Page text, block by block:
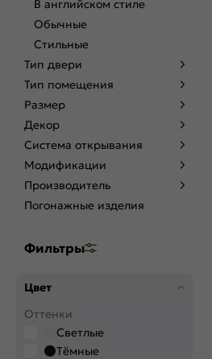
В английском стиле
Обычные
Стильные
Тип двери
Тип помещения
Размер
Декор
Система открывания
Модификации
Производитель
Погонажные изделия
Фильтры
Цвет
Оттенки
Светлые
Тёмные